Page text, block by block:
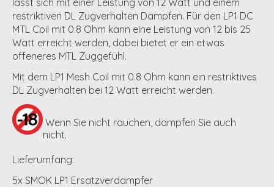
restriktiven DL Zugverhalten Dampfen. Für den LP1 DC
MTL Coil mit 0.8 Ohm kann eine Leistung von 12 bis 25
Watt erreicht werden, dabei bietet er ein etwas
offeneres MTL Zuggefühl.
Mit dem LP1 Mesh Coil mit 0.8 Ohm kann ein restriktives
DL Zugverhalten bei 12 Watt erreicht werden.
Wenn Sie nicht rauchen, dampfen Sie auch
nicht.
Lieferumfang:
5x SMOK LP1 Ersatzverdampfer